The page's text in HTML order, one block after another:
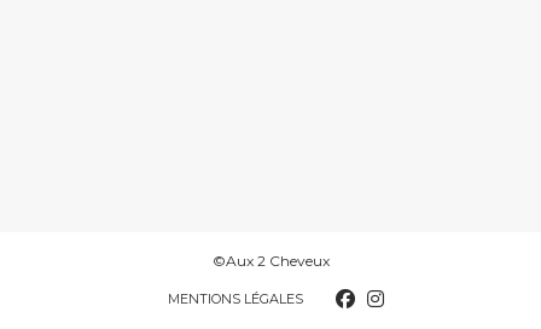
©Aux 2 Cheveux
MENTIONS LÉGALES